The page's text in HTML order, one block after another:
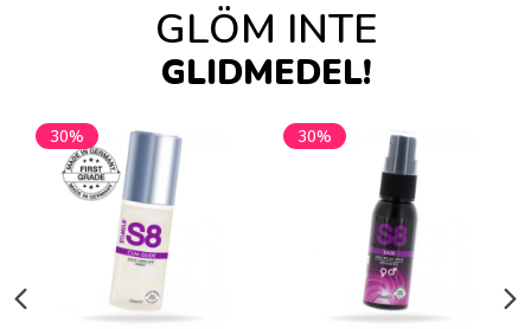
GLÖM INTE
GLIDMEDEL!
30% 30%